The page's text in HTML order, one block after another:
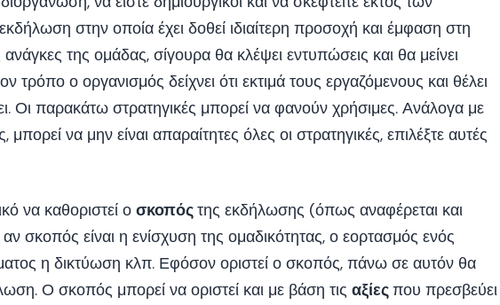
στην οποία έχει δοθεί ιδιαίτερη προσοχή και έμφαση στη
ανάγκες της ομάδας, σίγουρα θα κλέψει εντυπώσεις και θα μείνει
τρόπο ο οργανισμός δείχνει ότι εκτιμά τους εργαζόμενους και θέλει
Οι παρακάτω στρατηγικές μπορεί να φανούν χρήσιμες. Ανάλογα με
να μην είναι απαραίτητες όλες οι στρατηγικές, επιλέξτε αυτές
να καθοριστεί ο σκοπόςτης εκδήλωσης (όπως αναφέρεται και
σκοπός είναι η ενίσχυση της ομαδικότητας, ο εορτασμός ενός
η δικτύωση κλπ. Εφόσον οριστεί ο σκοπός, πάνω σε αυτόν θα
Ο σκοπός μπορεί να οριστεί και με βάση τις αξίεςπου πρεσβεύει